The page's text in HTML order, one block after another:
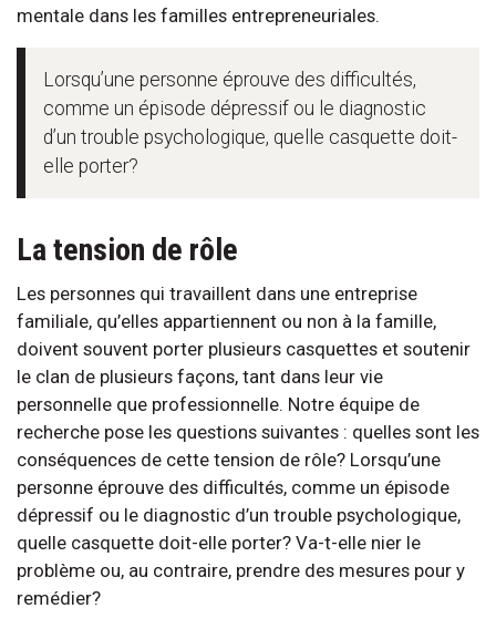
mentale dans les familles entrepreneuriales.
Lorsqu’une personne éprouve des difficultés,
comme un épisode dépressif ou le diagnostic
d’un trouble psychologique, quelle casquette doit-
elle porter?
La tension de rôle
Les personnes qui travaillent dans une entreprise
familiale, qu’elles appartiennent ou non à la famille,
doivent souvent porter plusieurs casquettes et soutenir
le clan de plusieurs façons, tant dans leur vie
personnelle que professionnelle. Notre équipe de
recherche pose les questions suivantes : quelles sont les
conséquences de cette tension de rôle? Lorsqu’une
personne éprouve des difficultés, comme un épisode
dépressif ou le diagnostic d’un trouble psychologique,
quelle casquette doit-elle porter? Va-t-elle nier le
problème ou, au contraire, prendre des mesures pour y
remédier?